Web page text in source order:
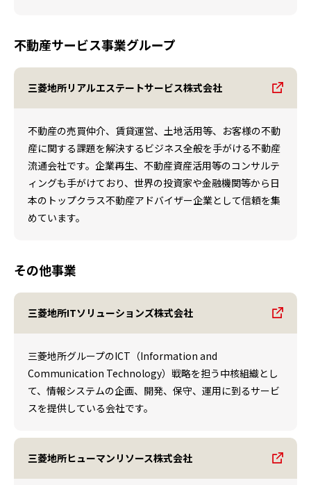
不動産サービス事業グループ
三菱地所リアルエステートサービス株式会社
不動産の売買仲介、賃貸運営、土地活用等、お客様の不動
産に関する課題を解決するビジネス全般を手がける不動産
流通会社です。企業再生、不動産資産活用等のコンサルテ
ィングも手がけており、世界の投資家や金融機関等から日
本のトップクラス不動産アドバイザー企業として信頼を集
めています。
その他事業
三菱地所ITソリューションズ株式会社
三菱地所グループのICT（Information and
Communication Technology）戦略を担う中核組織とし
て、情報システムの企画、開発、保守、運用に到るサービ
スを提供している会社です。
三菱地所ヒューマンリソース株式会社